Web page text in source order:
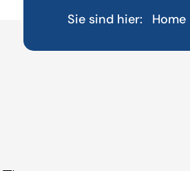
Sie sind hier: Home